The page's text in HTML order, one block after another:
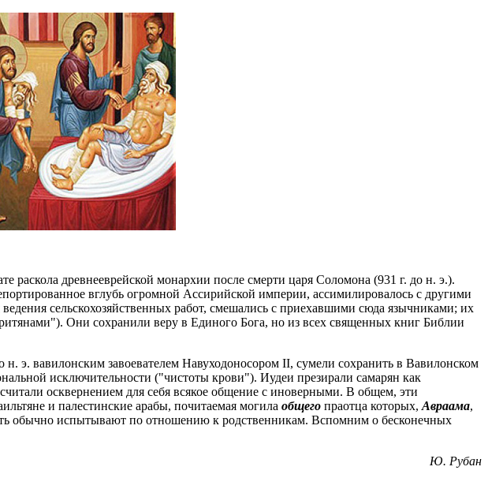
раскола древнееврейской монархии после смерти царя Соломона (931 г. до н. э.).
вглубь огромной Ассирийской империи, ассимилировалось с другими
сельскохозяйственных работ, смешались с приехавшими сюда язычниками; их
Они сохранили веру в Единого Бога, но из всех священных книг Библии
э. вавилонским завоевателем Навуходоносором II, сумели сохранить в Вавилонском
исключительности ("чистоты крови"). Иудеи презирали самарян как
осквернением для себя всякое общение с иноверными. В общем, эти
и палестинские арабы, почитаемая могила общего праотца которых, Авраама,
обычно испытывают по отношению к родственникам. Вспомним о бесконечных
Ю. Рубан